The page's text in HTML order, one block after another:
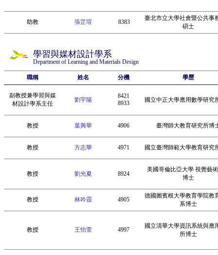
助教 張芷瑄 8383
臺北市立大學社會暨公共事
碩士
學習與媒材設計學系
Department of Learning and Materials Design
職稱 姓名 分機 學歷
副教授兼學習與媒
材設計學系主任
劉宇陽
8421
8933
國立中正大學應用數學研究
教授 葉興華 4906 臺灣師大教育研究所博
教授 方志華 4971 國立臺灣師範大學教育研究
教授 劉光夏 8924
美國哥倫比亞大學 視覺藝
博士
教授 林吟霞 4905
德國圖賓根大學教育學院教
系博士
教授 王怡萱 4997
國立清華大學資訊系統與應
所博士